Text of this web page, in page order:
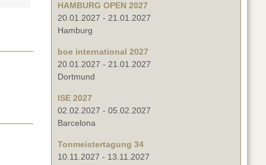
HAMBURG OPEN 2027
20.01.2027 - 21.01.2027
Hamburg
boe international 2027
20.01.2027 - 21.01.2027
Dortmund
ISE 2027
02.02.2027 - 05.02.2027
Barcelona
Tonmeistertagung 34
10.11.2027 - 13.11.2027